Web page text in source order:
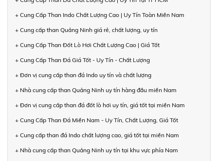
+ Cung Cấp Than Indo Chất Lượng Cao | Uy Tín Toàn Miền Nam
+ Cung cấp than Quảng Ninh giá rẻ, chất lượng, uy tín
+ Cung Cấp Than Đốt Lò Hơi Chất Lượng Cao | Giá Tốt
+ Cung Cấp Than Đá Giá Tốt - Uy Tín - Chất Lượng
+ Đơn vị cung cấp than đá Indo uy tín và chất lượng
+ Nhà cung cấp than Quảng Ninh uy tín hàng đầu miền Nam
+ Đơn vị cung cấp than đá đốt lò hơi uy tín, giá tốt tại miền Nam
+ Cung Cấp Than Đá Miền Nam - Uy Tín, Chất Lượng, Giá Tốt
+ Cung cấp than đá Indo chất lượng cao, giá tốt tại miền Nam
+ Nhà cung cấp than Quảng Ninh uy tín tại khu vực phía Nam